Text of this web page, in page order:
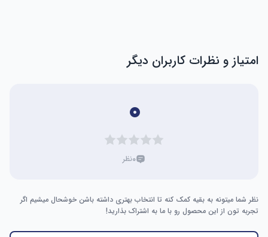
امتیاز و نظرات کاربران دیگر
۰
۰نظر
نظر شما میتونه به بقیه کمک کنه تا انتخاب بهتری داشته باشن خوشحال میشیم اگر
تجربه تون از این محصول رو با ما به اشتراک بذارید!